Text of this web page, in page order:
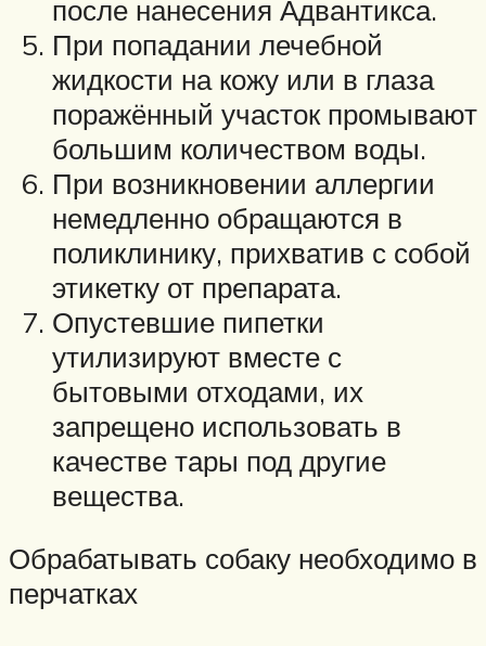
после нанесения Адвантикса.
При попадании лечебной
жидкости на кожу или в глаза
поражённый участок промывают
большим количеством воды.
При возникновении аллергии
немедленно обращаются в
поликлинику, прихватив с собой
этикетку от препарата.
Опустевшие пипетки
утилизируют вместе с
бытовыми отходами, их
запрещено использовать в
качестве тары под другие
вещества.
Обрабатывать собаку необходимо в
перчатках